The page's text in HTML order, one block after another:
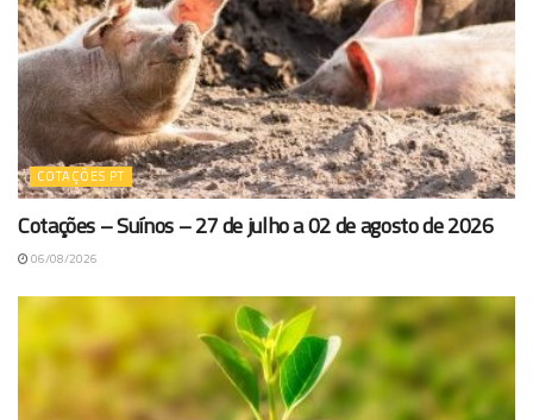
COTAÇÕES PT
Cotações – Suínos – 27 de julho a 02 de agosto de 2026
06/08/2026